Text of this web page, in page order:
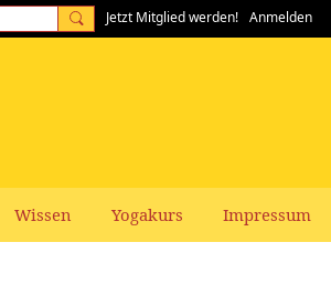
Jetzt Mitglied werden! Anmelden
Wissen Yogakurs Impressum